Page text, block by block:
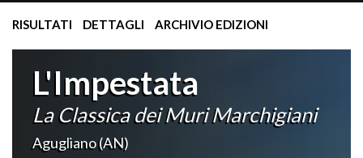
RISULTATI DETTAGLI ARCHIVIO EDIZIONI
L'Impestata
La Classica dei Muri Marchigiani
Agugliano (AN)